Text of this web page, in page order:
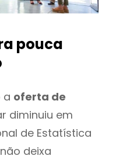
pouca
a oferta de
diminuiu em
de Estatística
deixa